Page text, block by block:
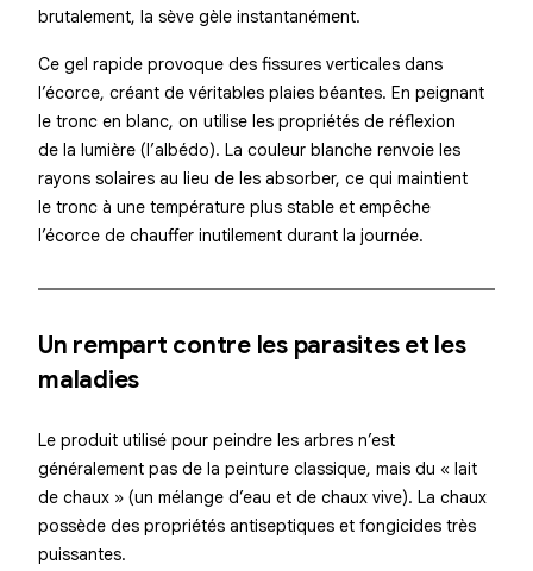
brutalement, la sève gèle instantanément.
Ce gel rapide provoque des fissures verticales dans
l’écorce, créant de véritables plaies béantes. En peignant
le tronc en blanc, on utilise les propriétés de réflexion
de la lumière (l’albédo). La couleur blanche renvoie les
rayons solaires au lieu de les absorber, ce qui maintient
le tronc à une température plus stable et empêche
l’écorce de chauffer inutilement durant la journée.
Un rempart contre les parasites et les
maladies
Le produit utilisé pour peindre les arbres n’est
généralement pas de la peinture classique, mais du « lait
de chaux » (un mélange d’eau et de chaux vive). La chaux
possède des propriétés antiseptiques et fongicides très
puissantes.